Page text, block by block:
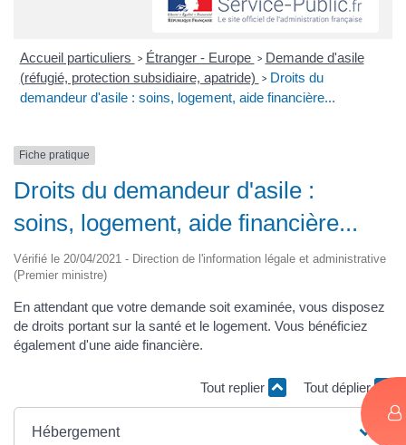
Accueil particuliers > Étranger - Europe > Demande d'asile
(réfugié, protection subsidiaire, apatride) > Droits du
demandeur d'asile : soins, logement, aide financière...
Fiche pratique
Droits du demandeur d'asile :
soins, logement, aide financière...
Vérifié le 20/04/2021 - Direction de l'information légale et administrative
(Premier ministre)
En attendant que votre demande soit examinée, vous disposez
de droits portant sur la santé et le logement. Vous bénéficiez
également d'une aide financière.
Tout replier Tout déplier
Hébergement